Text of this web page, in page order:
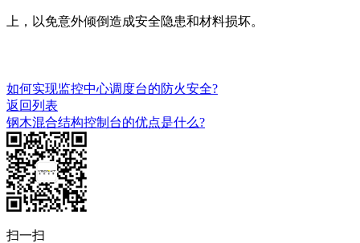
上，以免意外倾倒造成安全隐患和材料损坏。
如何实现监控中心调度台的防火安全?
返回列表
钢木混合结构控制台的优点是什么?
扫一扫